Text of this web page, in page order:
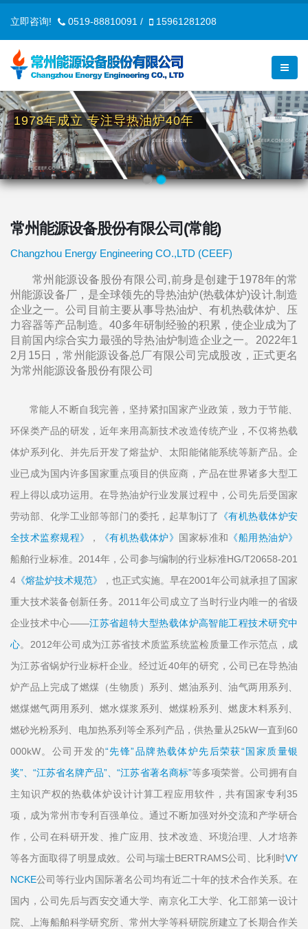
立即咨询! 0519-88810091 / 15961281208
1978年成立 专注导热油炉40年
常州能源设备股份有限公司(常能)
Changzhou Energy Engineering CO.,LTD (CEEF)
常州能源设备股份有限公司,前身是创建于1978年的常
州能源设备厂，是全球领先的导热油炉(热载体炉)设计,制造
企业之一。公司目前主要从事导热油炉、有机热载体炉、压
力容器等产品制造。40多年研制经验的积累，使企业成为了
目前国内综合实力最强的导热油炉制造企业之一。2022年1
2月15日，常州能源设备总厂有限公司完成股改，正式更名
为常州能源设备股份有限公司
常能人不断自我完善，坚持紧扣国家产业政策，致力于节能、
环保类产品的研发，近年来用高新技术改造传统产业，不仅将热载
体炉系列化、并先后开发了熔盐炉、太阳能储能系统等新产品。企
业已成为国内许多国家重点项目的供应商，产品在世界诸多大型工
程上得以成功运用。在导热油炉行业发展过程中，公司先后受国家
劳动部、化学工业部等部门的委托，起草制订了
《有机热载体炉安
全技术监察规程》
， 《有机热载体炉》 国家标准和 《船用热油炉》
船舶行业标准。2014年，公司参与编制的行业标准HG/T20658-201
4 《熔盐炉技术规范》
，也正式实施。早在2001年公司就承担了国家
重大技术装备创新任务。2011年公司成立了当时行业内唯一的省级
企业技术中心——江苏省超特大型热载体炉高智能工程技术研究中
心。2012年公司成为江苏省技术质监系统监检质量工作示范点，成
为江苏省锅炉行业标杆企业。经过近40年的研究，公司已在导热油
炉产品上完成了燃煤（生物质）系列、燃油系列、油气两用系列、
燃煤燃气两用系列、燃水煤浆系列、燃煤粉系列、燃废木料系列、
燃砂光粉系列、电加热系列等全系列产品，供热量从25kW一直到60
000kW。公司开发的“先锋”品牌热载体炉先后荣获“国家质量银
奖”、“江苏省名牌产品”、“江苏省著名商标”等多项荣誉。公司拥有自
主知识产权的热载体炉设计计算工程应用软件，共有国家专利35
项，成为常州市专利百强单位。通过不断加强对外交流和产学研合
作，公司在科研开发、推广应用、技术改造、环境治理、人才培养
等各方面取得了明显成效。公司与瑞士BERTRAMS公司、比利时VY
NCKE公司等行业内国际著名公司均有近二十年的技术合作关系。在
国内，公司先后与西安交通大学、南京化工大学、化工部第一设计
院、上海船舶科学研究所、常州大学等科研院所建立了长期合作关